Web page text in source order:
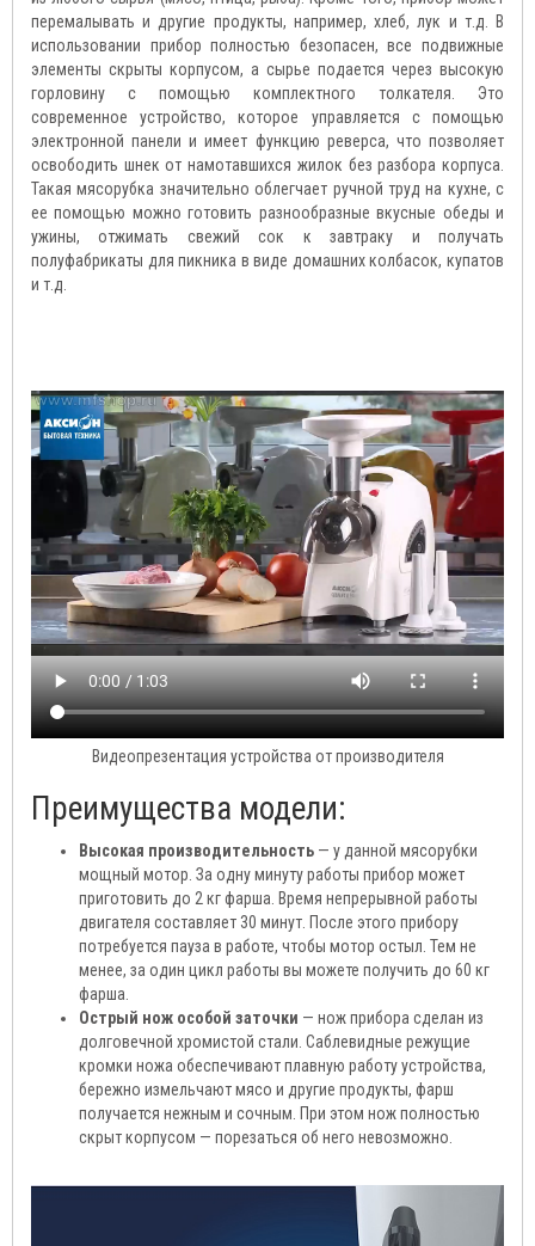
перемалывать и другие продукты, например, хлеб, лук и т.д. В
использовании прибор полностью безопасен, все подвижные
элементы скрыты корпусом, а сырье подается через высокую
горловину с помощью комплектного толкателя. Это
современное устройство, которое управляется с помощью
электронной панели и имеет функцию реверса, что позволяет
освободить шнек от намотавшихся жилок без разбора корпуса.
Такая мясорубка значительно облегчает ручной труд на кухне, с
ее помощью можно готовить разнообразные вкусные обеды и
ужины, отжимать свежий сок к завтраку и получать
полуфабрикаты для пикника в виде домашних колбасок, купатов
и т.д.
Видеопрезентация устройства от производителя
Преимущества модели:
Высокая производительность — у данной мясорубки
мощный мотор. За одну минуту работы прибор может
приготовить до 2 кг фарша. Время непрерывной работы
двигателя составляет 30 минут. После этого прибору
потребуется пауза в работе, чтобы мотор остыл. Тем не
менее, за один цикл работы вы можете получить до 60 кг
фарша.
Острый нож особой заточки — нож прибора сделан из
долговечной хромистой стали. Саблевидные режущие
кромки ножа обеспечивают плавную работу устройства,
бережно измельчают мясо и другие продукты, фарш
получается нежным и сочным. При этом нож полностью
скрыт корпусом — порезаться об него невозможно.